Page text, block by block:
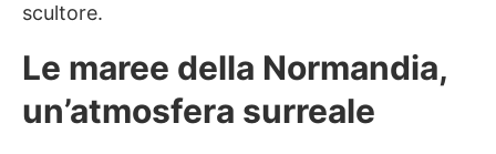
scultore.
Le maree della Normandia,
un’atmosfera surreale